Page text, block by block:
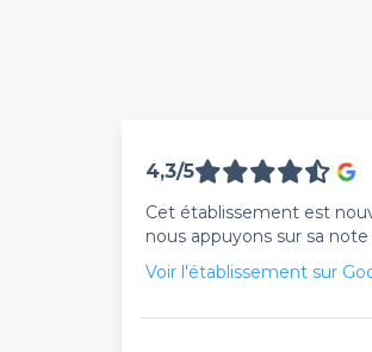
4,3/5
Cet établissement est
nous appuyons sur sa note
Voir l'établissement sur